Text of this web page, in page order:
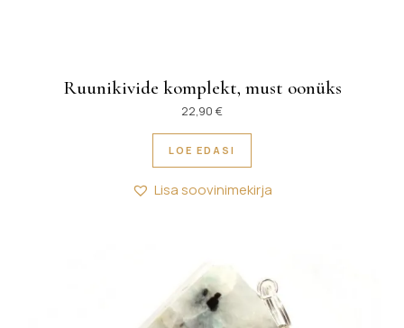
Ruunikivide komplekt, must oonüks
22,90 €
LOE EDASI
Lisa soovinimekirja